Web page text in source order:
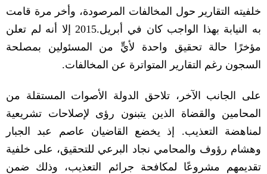
خلفيته التقارير حول المخالفات المرصودة، وأخر مرة قامت
به النيابة بهذا الواجب كان في أبريل .2015
إلا أنه لم تعلن
مؤخرًا حالة تحقيق واحدة لأيٍّ من المسئولين بمصلحة
السجون رغم التقارير المتواترة عن المخالفات.
على الجانب الآخر، تلاحق الدولة الأصوات المستقلة من
المحامين والقضاة الذين يتبنون رؤى لإصلاحات تشريعية
لمناهضة التعذيب.
إذ يخضع القاضيان عاصم عبد الجبار
وهشام رؤوف والمحامي نجاد البرعي للتحقيق، على خلفية
تقديمهم مشروعًا لمكافحة جرائم التعذيب، وذلك ضمن